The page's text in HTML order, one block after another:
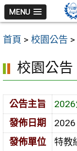
跳
至
主
內
容
區
MENU
首頁 > 校園公告 >
校園公告
公告主旨
發佈日期
2026
發佈單位
特教